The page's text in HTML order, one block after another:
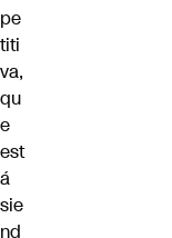
pe
titi
va,
qu
e
est
á
sie
nd